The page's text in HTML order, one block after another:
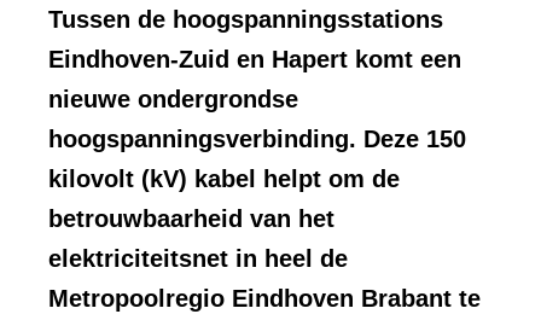
element:
Foto
Tussen de hoogspanningsstations
Eindhoven-Zuid en Hapert komt een
nieuwe ondergrondse
hoogspanningsverbinding. Deze 150
kilovolt (kV) kabel helpt om de
betrouwbaarheid van het
elektriciteitsnet in heel de
Metropoolregio Eindhoven Brabant te